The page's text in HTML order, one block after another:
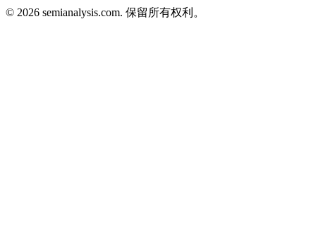
© 2026 semianalysis.com. 保留所有权利。